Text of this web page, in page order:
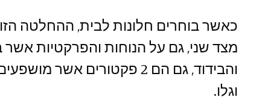
כאשר בוחרים חלונות לבית, ההחלטה
מצד שני, גם על הנוחות והפרקטיות
והבידוד, גם הם 2 פקטורים
וגלו.